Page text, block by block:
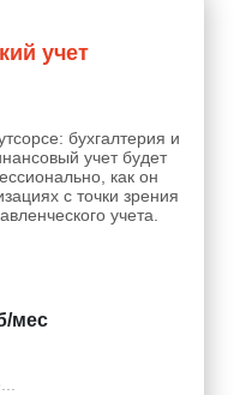
учет
бухгалтерия и
учет будет
как он
с точки зрения
учета.
мес